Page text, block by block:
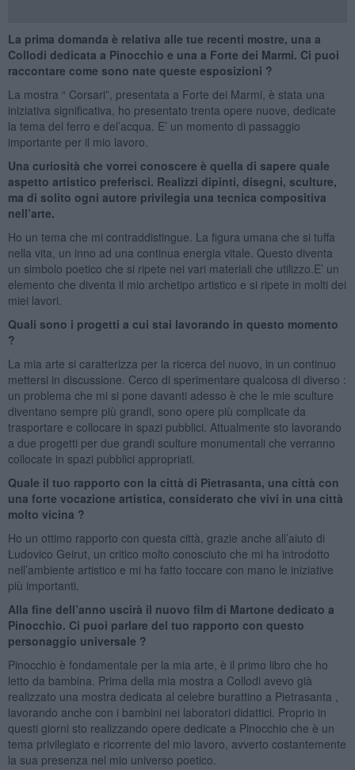
La prima domanda è relativa alle tue recenti mostre, una a
Collodi dedicata a Pinocchio e una a Forte dei Marmi. Ci puoi
raccontare come sono nate queste esposizioni ?
La mostra “ Corsari”, presentata a Forte dei Marmi, è stata una
iniziativa significativa, ho presentato trenta opere nuove, dedicate
la tema del ferro e del’acqua. E’ un momento di passaggio
importante per il mio lavoro.
Una curiosità che vorrei conoscere è quella di sapere quale
aspetto artistico preferisci. Realizzi dipinti, disegni, sculture,
ma di solito ogni autore privilegia una tecnica compositiva
nell’arte.
Ho un tema che mi contraddistingue. La figura umana che si tuffa
nella vita, un inno ad una continua energia vitale. Questo diventa
un simbolo poetico che si ripete nei vari materiali che utilizzo.E’ un
elemento che diventa il mio archetipo artistico e si ripete in molti dei
miei lavori.
Quali sono i progetti a cui stai lavorando in questo momento
?
La mia arte si caratterizza per la ricerca del nuovo, in un continuo
mettersi in discussione. Cerco di sperimentare qualcosa di diverso :
un problema che mi si pone davanti adesso è che le mie sculture
diventano sempre più grandi, sono opere più complicate da
trasportare e collocare in spazi pubblici. Attualmente sto lavorando
a due progetti per due grandi sculture monumentali che verranno
collocate in spazi pubblici appropriati.
Quale il tuo rapporto con la città di Pietrasanta, una città con
una forte vocazione artistica, considerato che vivi in una città
molto vicina ?
Ho un ottimo rapporto con questa città, grazie anche all’aiuto di
Ludovico Geirut, un critico molto conosciuto che mi ha introdotto
nell’ambiente artistico e mi ha fatto toccare con mano le iniziative
più importanti.
Alla fine dell’anno uscirà il nuovo film di Martone dedicato a
Pinocchio. Ci puoi parlare del tuo rapporto con questo
personaggio universale ?
Pinocchio è fondamentale per la mia arte, è il primo libro che ho
letto da bambina. Prima della mia mostra a Collodi avevo già
realizzato una mostra dedicata al celebre burattino a Pietrasanta ,
lavorando anche con i bambini nei laboratori didattici. Proprio in
questi giorni sto realizzando opere dedicate a Pinocchio che è un
tema privilegiato e ricorrente del mio lavoro, avverto costantemente
la sua presenza nel mio universo poetico.